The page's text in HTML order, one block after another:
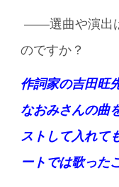
――選曲や演出
のですか？
作詞家の吉田旺
なおみさんの曲
ストして入れて
ートでは歌った